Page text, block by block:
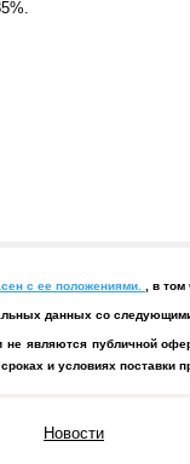
с ее положениями. , в
данных со
являются публичной
и условиях
Новости